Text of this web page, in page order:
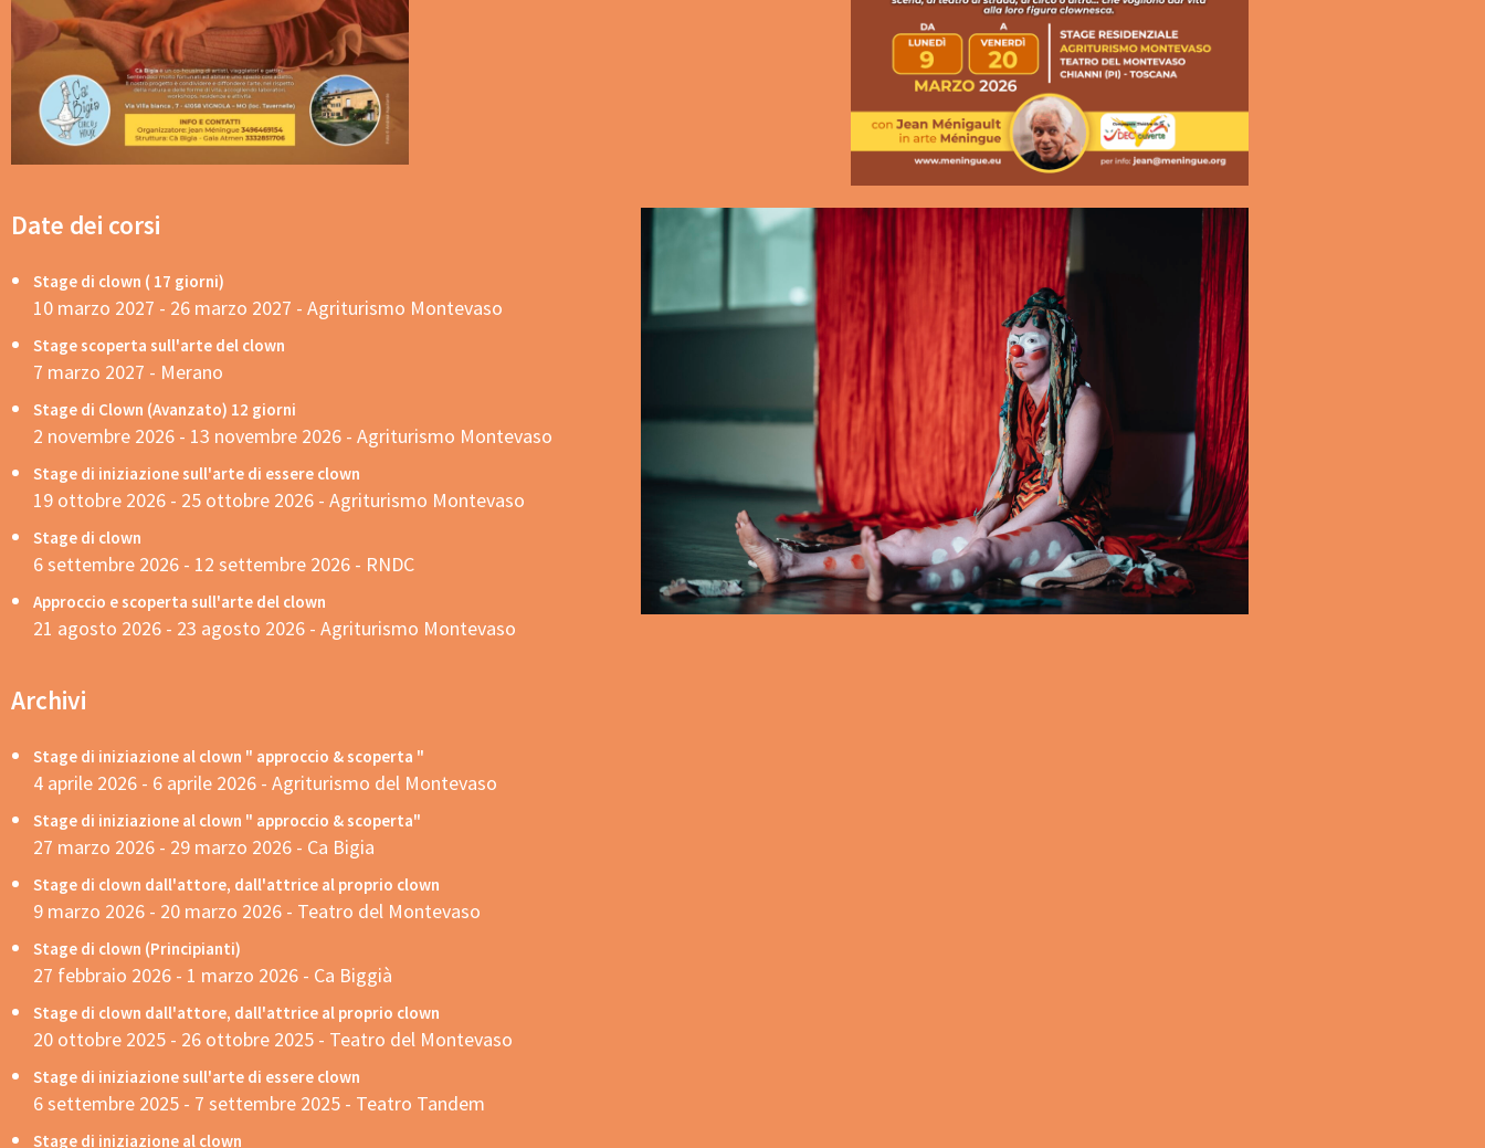
Date dei corsi
Stage di clown ( 17 giorni)
10 marzo 2027 - 26 marzo 2027 - Agriturismo Montevaso
Stage scoperta sull'arte del clown
7 marzo 2027 - Merano
Stage di Clown (Avanzato) 12 giorni
2 novembre 2026 - 13 novembre 2026 - Agriturismo Montevaso
Stage di iniziazione sull'arte di essere clown
19 ottobre 2026 - 25 ottobre 2026 - Agriturismo Montevaso
Stage di clown
6 settembre 2026 - 12 settembre 2026 - RNDC
Approccio e scoperta sull'arte del clown
21 agosto 2026 - 23 agosto 2026 - Agriturismo Montevaso
Archivi
Stage di iniziazione al clown " approccio & scoperta "
4 aprile 2026 - 6 aprile 2026 - Agriturismo del Montevaso
Stage di iniziazione al clown " approccio & scoperta"
27 marzo 2026 - 29 marzo 2026 - Ca Bigia
Stage di clown dall'attore, dall'attrice al proprio clown
9 marzo 2026 - 20 marzo 2026 - Teatro del Montevaso
Stage di clown (Principianti)
27 febbraio 2026 - 1 marzo 2026 - Ca Biggià
Stage di clown dall'attore, dall'attrice al proprio clown
20 ottobre 2025 - 26 ottobre 2025 - Teatro del Montevaso
Stage di iniziazione sull'arte di essere clown
6 settembre 2025 - 7 settembre 2025 - Teatro Tandem
Stage di iniziazione al clown